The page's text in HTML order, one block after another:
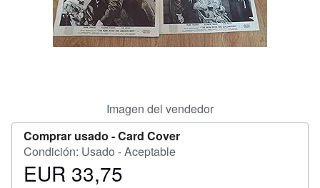
CERRAR
Imagen del vendedor
Comprar usado -Card Cover
Condición: Usado - Aceptable
Precio
EUR 33,75